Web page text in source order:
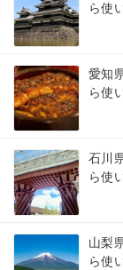
ら使
愛知
ら使
石川
ら使
山梨
ら使